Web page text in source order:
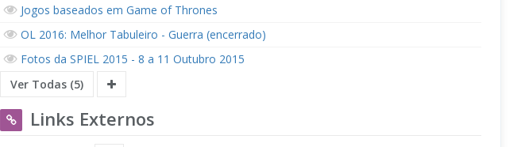
Jogos baseados em Game of Thrones
OL 2016: Melhor Tabuleiro - Guerra (encerrado)
Fotos da SPIEL 2015 - 8 a 11 Outubro 2015
Ver Todas (5)
Links Externos